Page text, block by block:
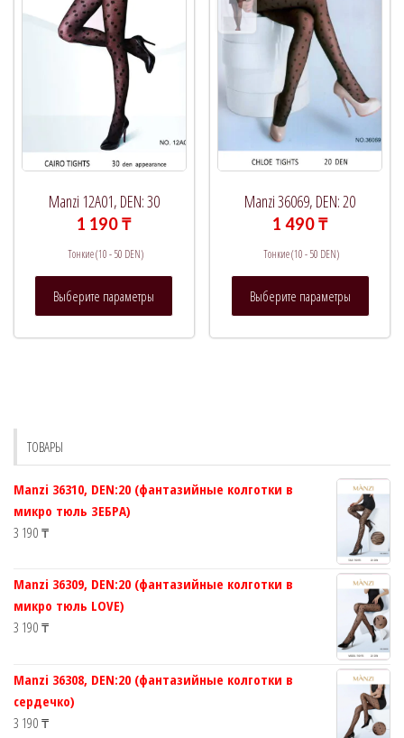
Manzi 12A01, DEN: 30
1 190₸
Тонкие (10 - 50 DEN)
Выберите параметры
товара.
Manzi 36069, DEN: 20
1 490₸
Тонкие (10 - 50 DEN)
Выберите параметры
Этот
товара.
ТОВАРЫ
Manzi 36310, DEN:20 (фантазийные колготки в
микро тюль ЗЕБРА)
3 190 ₸
Manzi 36309, DEN:20 (фантазийные колготки в
микро тюль LOVE)
3 190 ₸
Manzi 36308, DEN:20 (фантазийные колготки в
сердечко)
3 190 ₸